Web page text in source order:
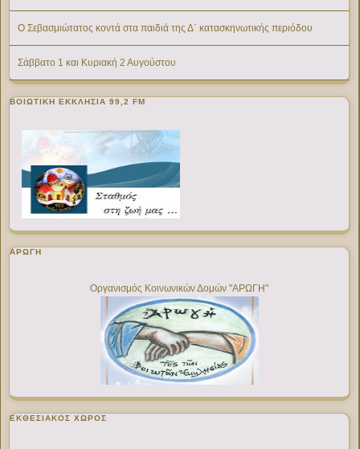
Ο Σεβασμιώτατος κοντά στα παιδιά της Δ΄ κατασκηνωτικής περιόδου
Σάββατο 1 και Κυριακή 2 Αυγούστου
ΒΟΙΩΤΙΚΉ ΕΚΚΛΗΣΊΑ 99,2 FM
ΑΡΩΓΗ
Οργανισμός Κοινωνικών Δομών "ΑΡΩΓΗ"
ΕΚΘΕΣΙΑΚΌΣ ΧΏΡΟΣ